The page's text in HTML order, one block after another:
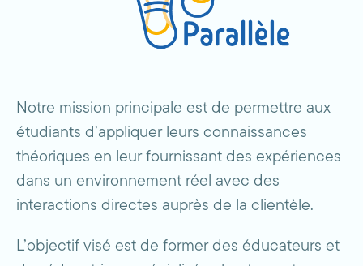
Notre mission principale est de permettre aux
étudiants d’appliquer leurs connaissances
théoriques en leur fournissant des expériences
dans un environnement réel avec des
interactions directes auprès de la clientèle.
L’objectif visé est de former des éducateurs et